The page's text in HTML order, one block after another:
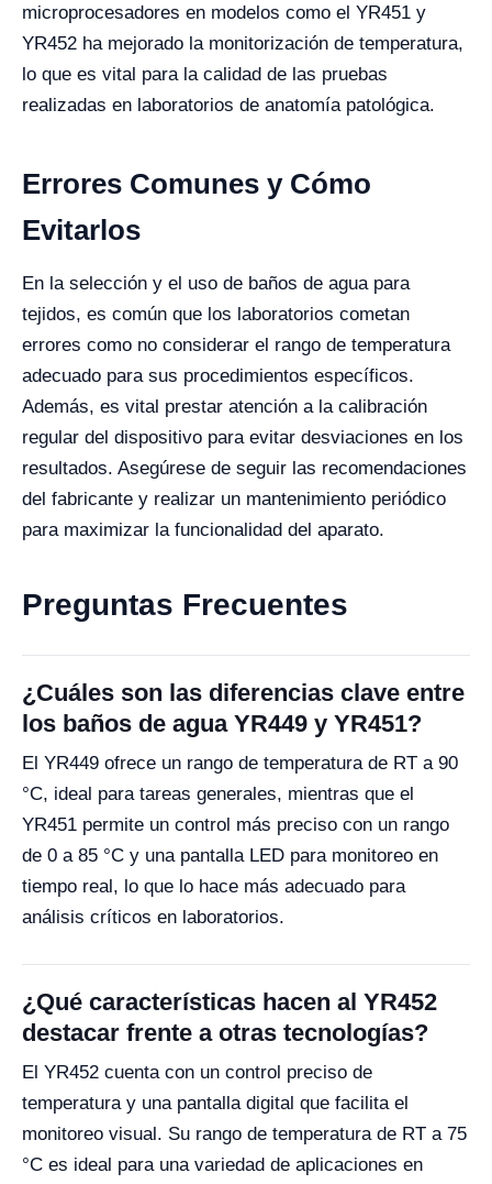
microprocesadores en modelos como el YR451 y
YR452 ha mejorado la monitorización de temperatura,
lo que es vital para la calidad de las pruebas
realizadas en laboratorios de anatomía patológica.
Errores Comunes y Cómo
Evitarlos
En la selección y el uso de baños de agua para
tejidos, es común que los laboratorios cometan
errores como no considerar el rango de temperatura
adecuado para sus procedimientos específicos.
Además, es vital prestar atención a la calibración
regular del dispositivo para evitar desviaciones en los
resultados. Asegúrese de seguir las recomendaciones
del fabricante y realizar un mantenimiento periódico
para maximizar la funcionalidad del aparato.
Preguntas Frecuentes
¿Cuáles son las diferencias clave entre
los baños de agua YR449 y YR451?
El YR449 ofrece un rango de temperatura de RT a 90
°C, ideal para tareas generales, mientras que el
YR451 permite un control más preciso con un rango
de 0 a 85 °C y una pantalla LED para monitoreo en
tiempo real, lo que lo hace más adecuado para
análisis críticos en laboratorios.
¿Qué características hacen al YR452
destacar frente a otras tecnologías?
El YR452 cuenta con un control preciso de
temperatura y una pantalla digital que facilita el
monitoreo visual. Su rango de temperatura de RT a 75
°C es ideal para una variedad de aplicaciones en